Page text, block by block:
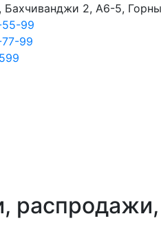
Бахчиванджи 2, А6-5,
55-99
99